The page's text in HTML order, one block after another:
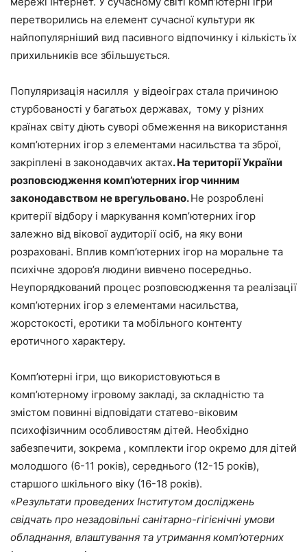
перетворились на елемент сучасної культури як
найпопулярніший вид пасивного відпочинку і кількість їх
прихильників все збільшується.
Популяризація насилля у відеоіграх стала причиною
стурбованості у багатьох державах, тому у різних
країнах світу діють суворі обмеження на використання
комп’ютерних ігор з елементами насильства та зброї,
закріплені в законодавчих актах. На території України
розповсюдження комп’ютерних ігор чинним
законодавством не врегульовано.Не розроблені
критерії відбору і маркування комп’ютерних ігор
залежно від вікової аудиторії осіб, на яку вони
розраховані. Вплив комп’ютерних ігор на моральне та
психічне здоров’я людини вивчено посередньо.
Неупорядкований процес розповсюдження та реалізації
комп’ютерних ігор з елементами насильства,
жорстокості, еротики та мобільного контенту
еротичного характеру.
Комп’ютерні ігри, що використовуються в
комп’ютерному ігровому закладі, за складністю та
змістом повинні відповідати статево-віковим
психофізичним особливостям дітей. Необхідно
забезпечити, зокрема , комплекти ігор окремо для дітей
молодшого (6-11 років), середнього (12-15 років),
старшого шкільного віку (16-18 років).
«Результати проведених Інститутом досліджень
свідчать про незадовільні санітарно-гігієнічні умови
обладнання, влаштування та утримання комп’ютерних